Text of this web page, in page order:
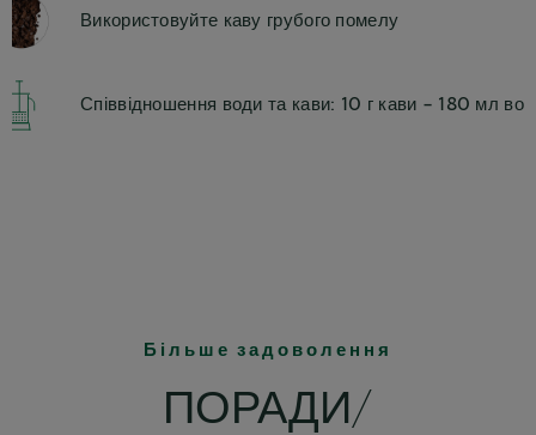
Використовуйте каву грубого помелу
Співвідношення води та кави: 10 г кави - 180 мл
Більше задоволення
ПОРАДИ/